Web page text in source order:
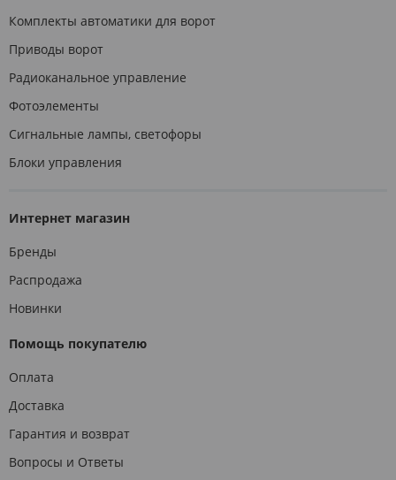
Комплекты автоматики для ворот
Приводы ворот
Радиоканальное управление
Фотоэлементы
Сигнальные лампы, светофоры
Блоки управления
Интернет магазин
Бренды
Распродажа
Новинки
Помощь покупателю
Оплата
Доставка
Гарантия и возврат
Вопросы и Ответы